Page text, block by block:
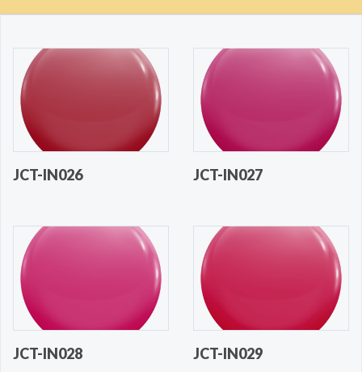
JCT-IN026 JCT-IN027
JCT-IN028 JCT-IN029